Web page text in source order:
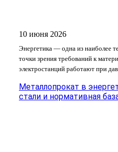
10 июня 2026
Энергетика — одна из наиболее
точки зрения требований к
электростанций работают при
Металлопрокат в
стали и нормативная